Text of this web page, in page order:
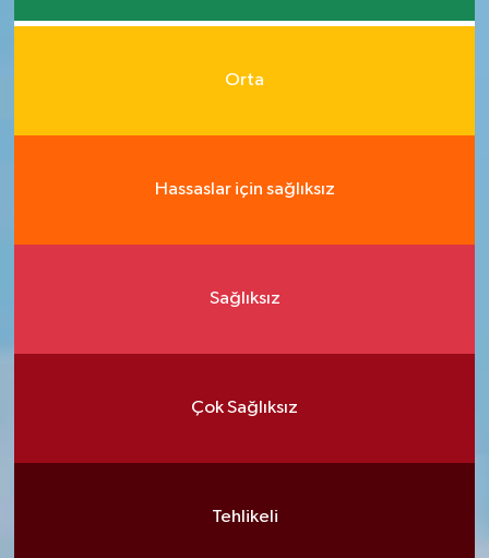
Orta
Hassaslar için sağlıksız
Sağlıksız
Çok Sağlıksız
Tehlikeli